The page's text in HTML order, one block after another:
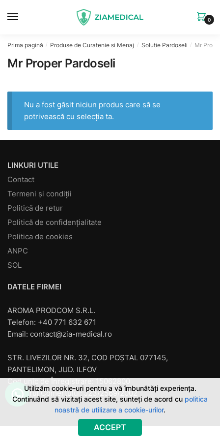
0
Prima pagină / Produse de Curatenie si Menaj / Solutie Pardoseli / Mr
Mr Proper Pardoseli
Nu a fost găsit niciun produs care să se
potrivească cu selecția ta.
LINKURI UTILE
Contact
Termeni și condiții
Politică de retur
Politică de confidențialitate
Politica de cookies
ANPC
SOL
DATELE FIRMEI
AROMA PRODCOM S.R.L.
Telefon: +40 771 632 671
Email: contact@zia-medical.ro
STR. LIVEZILOR NR. 32, COD POȘTAL 077145,
PANTELIMON, JUD. ILFOV
Cod unic de Înregistrare: 15062800
Registrul Comerţului: J23/2569/2002
Utilizăm cookie-uri pentru a vă îmbunătăți experiența.
Continuând să vizitați acest site, sunteți de acord cu politica
noastră de utilizare a cookie-urilor.
ACCEPT